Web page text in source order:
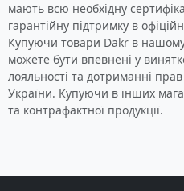
мають всю необхідну
гарантійну підтримку в
Купуючи товари Dakr в нашому
можете бути впевнені у
лояльності та дотриманні
України. Купуючи в інших
та контрафактної продукції.